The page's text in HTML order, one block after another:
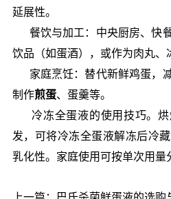
延展性。
餐饮与加工：中央厨房、快
饮品（如蛋酒），或作为肉丸、
家庭烹饪：替代新鲜鸡蛋，
制作煎蛋、蛋羹等。
冷冻全蛋液的使用技巧。烘
发，可将冷冻全蛋液解冻后冷
乳化性。家庭使用可按单次用量